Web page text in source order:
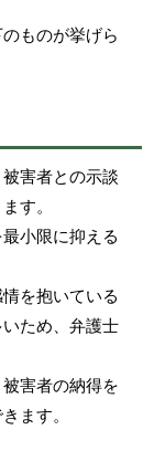
ものが挙げら
害者との示談
す。
小限に抑える
を抱いている
ため、弁護士
害者の納得を
ます。